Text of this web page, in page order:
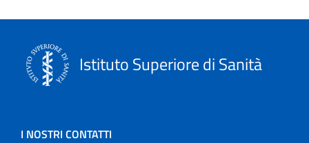
Istituto Superiore di Sanità
I NOSTRI CONTATTI